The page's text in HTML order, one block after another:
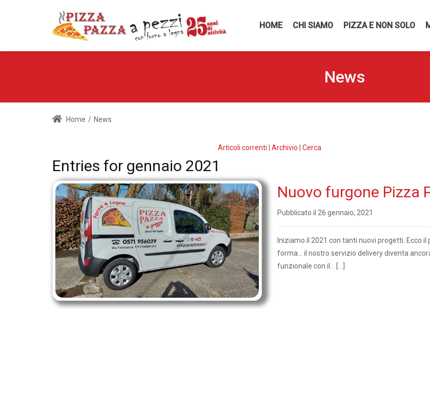
HOME CHI SIAMO PIZZA E NON SOLO
News
Home / News
Articoli correnti Archivio Cerca
Entries for gennaio 2021
Nuovo furgone Pizza
Pubblicato il 26 gennaio, 2021
Iniziamo il 2021 con tanti nuovi progetti. Ecco il
forma... il nostro servizio delivery diventa
funzionale con il... […]